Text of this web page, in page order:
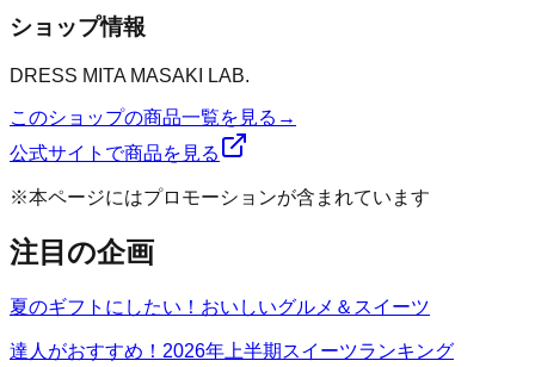
ショップ情報
DRESS MITA MASAKI LAB.
このショップの商品一覧を見る →
公式サイトで商品を見る
※本ページにはプロモーションが含まれています
注目の企画
夏のギフトにしたい！おいしいグルメ＆スイーツ
達人がおすすめ！2026年上半期スイーツランキング